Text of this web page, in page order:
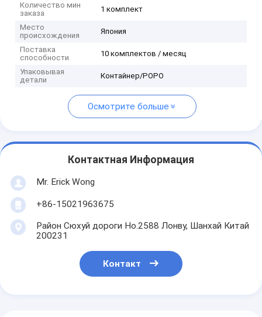
Количество мин
заказа
1 комплект
Место
происхождения
Япония
Поставка
способности
10 комплектов / месяц
Упаковывая
детали
Контайнер/РОРО
Осмотрите больше
Контактная Информация
Mr. Erick Wong
+86-15021963675
Район Сюхуй дороги Но.2588 Лонву, Шанхай Китай
200231
Контакт